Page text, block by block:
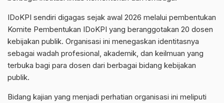
IDoKPI sendiri digagas sejak awal 2026 melalui pembentukan
Komite Pembentukan IDoKPI yang beranggotakan 20 dosen
kebijakan publik. Organisasi ini menegaskan identitasnya
sebagai wadah profesional, akademik, dan keilmuan yang
terbuka bagi para dosen dari berbagai bidang kebijakan
publik.
Bidang kajian yang menjadi perhatian organisasi ini meliputi